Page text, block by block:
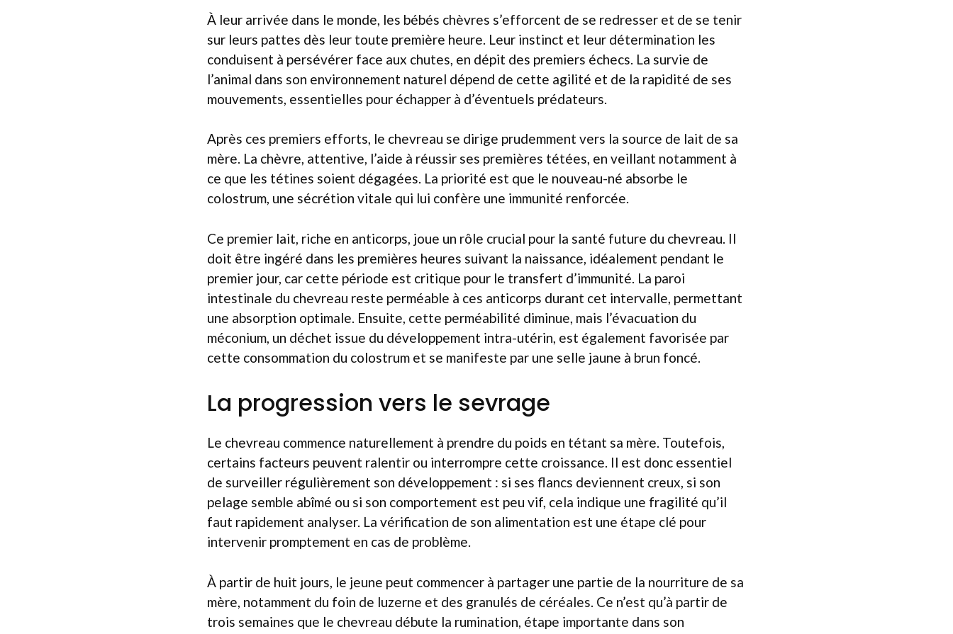
À leur arrivée dans le monde, les bébés chèvres s’efforcent de se redresser et de se tenir
sur leurs pattes dès leur toute première heure. Leur instinct et leur détermination les
conduisent à persévérer face aux chutes, en dépit des premiers échecs. La survie de
l’animal dans son environnement naturel dépend de cette agilité et de la rapidité de ses
mouvements, essentielles pour échapper à d’éventuels prédateurs.
Après ces premiers efforts, le chevreau se dirige prudemment vers la source de lait de sa
mère. La chèvre, attentive, l’aide à réussir ses premières tétées, en veillant notamment à
ce que les tétines soient dégagées. La priorité est que le nouveau-né absorbe le
colostrum, une sécrétion vitale qui lui confère une immunité renforcée.
Ce premier lait, riche en anticorps, joue un rôle crucial pour la santé future du chevreau. Il
doit être ingéré dans les premières heures suivant la naissance, idéalement pendant le
premier jour, car cette période est critique pour le transfert d’immunité. La paroi
intestinale du chevreau reste perméable à ces anticorps durant cet intervalle, permettant
une absorption optimale. Ensuite, cette perméabilité diminue, mais l’évacuation du
méconium, un déchet issue du développement intra-utérin, est également favorisée par
cette consommation du colostrum et se manifeste par une selle jaune à brun foncé.
La progression vers le sevrage
Le chevreau commence naturellement à prendre du poids en tétant sa mère. Toutefois,
certains facteurs peuvent ralentir ou interrompre cette croissance. Il est donc essentiel
de surveiller régulièrement son développement : si ses flancs deviennent creux, si son
pelage semble abîmé ou si son comportement est peu vif, cela indique une fragilité qu’il
faut rapidement analyser. La vérification de son alimentation est une étape clé pour
intervenir promptement en cas de problème.
À partir de huit jours, le jeune peut commencer à partager une partie de la nourriture de sa
mère, notamment du foin de luzerne et des granulés de céréales. Ce n’est qu’à partir de
trois semaines que le chevreau débute la rumination, étape importante dans son